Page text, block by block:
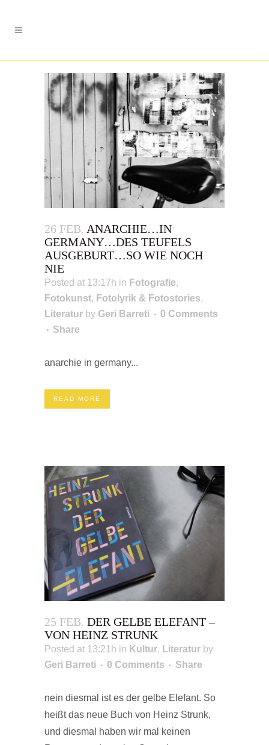
26 FEB. ANARCHIE…IN
GERMANY…DES TEUFELS
AUSGEBURT…SO WIE NOCH
NIE
Posted at 13:17h in Fotografie,
Fotokunst, Fotolyrik & Fotostories,
Literatur by Geri Barreti
0 Comments
Share
anarchie in germany...
READ MORE
25 FEB. DER GELBE ELEFANT –
VON HEINZ STRUNK
Posted at 13:21h in Kultur, Literatur by
Geri Barreti
0 Comments Share
nein diesmal ist es der gelbe Elefant. So
heißt das neue Buch von Heinz Strunk,
und diesmal haben wir mal keinen